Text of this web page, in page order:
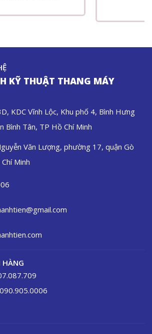
KỸ THUẬT THANG MÁY
KDC Vĩnh Lộc, Khu phố 4, Bình Hưng
Bình Tân, TP Hồ Chí Minh
Văn Lượng, phường 17, quận Gò
Minh
HÀNG